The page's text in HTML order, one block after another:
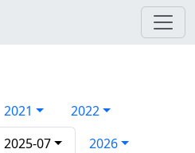
2021
2022
2025-07 2026